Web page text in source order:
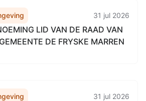
31 jul 2026
LID VAN DE RAAD VAN
DE FRYSKE MARREN
31 jul 2026